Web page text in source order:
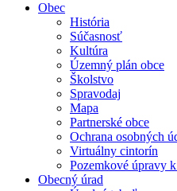
Obec
História
Súčasnosť
Kultúra
Územný plán obce
Školstvo
Spravodaj
Mapa
Partnerské obce
Ochrana osobných
Virtuálny cintorín
Pozemkové úpravy
Obecný úrad